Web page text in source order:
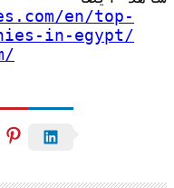
en/top-
in-egypt/